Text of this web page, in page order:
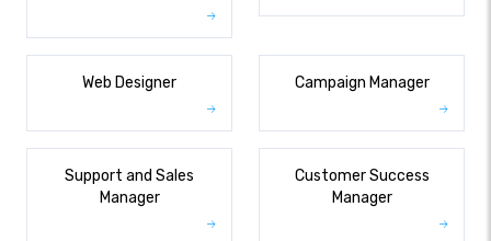
Web Designer Campaign Manager
Support and Sales
Manager
Customer Success
Manager